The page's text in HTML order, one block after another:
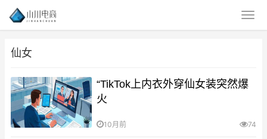
仙女
“TikTok上内衣外穿仙女装突然爆
火
10月前 74